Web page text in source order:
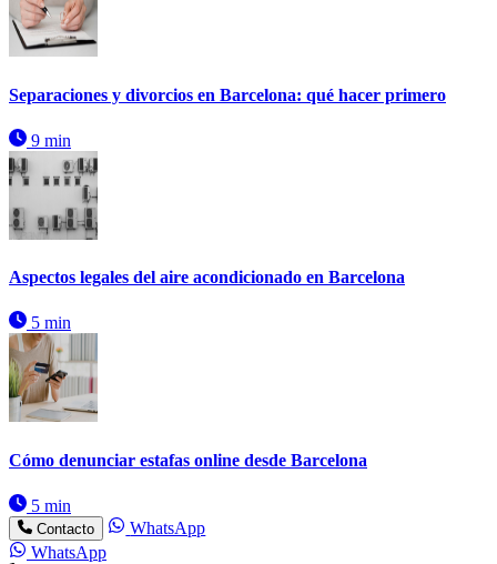
Separaciones y divorcios en Barcelona: qué hacer primero
9 min
Aspectos legales del aire acondicionado en Barcelona
5 min
Cómo denunciar estafas online desde Barcelona
5 min
Contacto
WhatsApp
WhatsApp